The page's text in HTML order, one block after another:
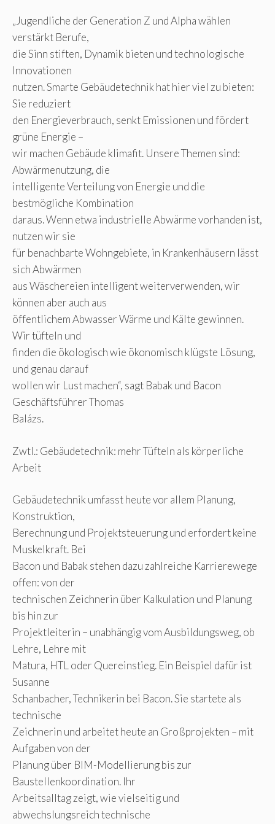
„Jugendliche der Generation Z und Alpha wählen
verstärkt Berufe,
die Sinn stiften, Dynamik bieten und technologische
Innovationen
nutzen. Smarte Gebäudetechnik hat hier viel zu bieten:
Sie reduziert
den Energieverbrauch, senkt Emissionen und fördert
grüne Energie –
wir machen Gebäude klimafit. Unsere Themen sind:
Abwärmenutzung, die
intelligente Verteilung von Energie und die
bestmögliche Kombination
daraus. Wenn etwa industrielle Abwärme vorhanden ist,
nutzen wir sie
für benachbarte Wohngebiete, in Krankenhäusern lässt
sich Abwärmen
aus Wäschereien intelligent weiterverwenden, wir
können aber auch aus
öffentlichem Abwasser Wärme und Kälte gewinnen.
Wir tüfteln und
finden die ökologisch wie ökonomisch klügste Lösung,
und genau darauf
wollen wir Lust machen“, sagt Babak und Bacon
Geschäftsführer Thomas
Balázs.
Zwtl.: Gebäudetechnik: mehr Tüfteln als körperliche
Arbeit
Gebäudetechnik umfasst heute vor allem Planung,
Konstruktion,
Berechnung und Projektsteuerung und erfordert keine
Muskelkraft. Bei
Bacon und Babak stehen dazu zahlreiche Karrierewege
offen: von der
technischen Zeichnerin über Kalkulation und Planung
bis hin zur
Projektleiterin – unabhängig vom Ausbildungsweg, ob
Lehre, Lehre mit
Matura, HTL oder Quereinstieg. Ein Beispiel dafür ist
Susanne
Schanbacher, Technikerin bei Bacon. Sie startete als
technische
Zeichnerin und arbeitet heute an Großprojekten – mit
Aufgaben von der
Planung über BIM-Modellierung bis zur
Baustellenkoordination. Ihr
Arbeitsalltag zeigt, wie vielseitig und
abwechslungsreich technische